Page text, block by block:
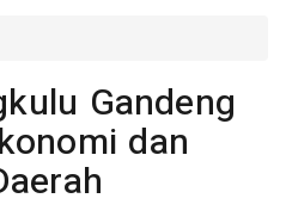
Gandeng
dan